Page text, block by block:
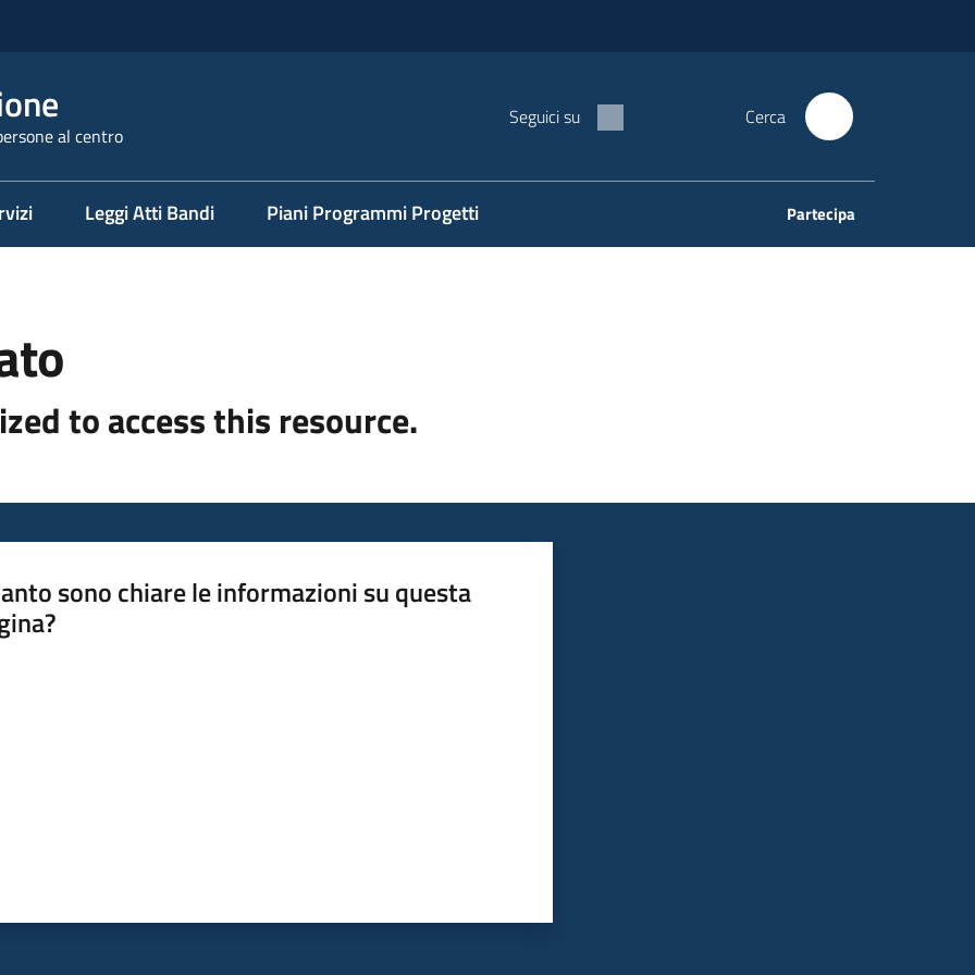
al centro
Seguici su Cerca
Leggi Atti Bandi Piani Programmi Progetti Partecipa
to access this resource.
sono chiare le informazioni su questa